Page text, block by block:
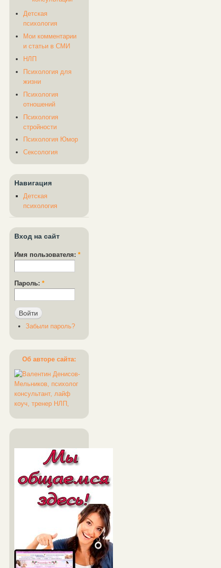
Детская
психология
Мои комментарии
и статьи в СМИ
НЛП
Психология для
жизни
Психология
отношений
Психология
стройности
Психология Юмор
Сексология
Навигация
Детская
психология
Вход на сайт
Имя пользователя:*
Пароль:*
Забыли пароль?
Об авторе сайта: